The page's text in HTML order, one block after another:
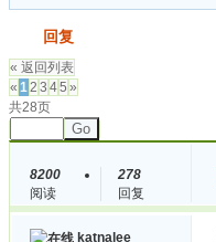
回复
« 返回列表
« 12 3 45 »
共28页
Go
8200
阅读
278
回复
katnalee